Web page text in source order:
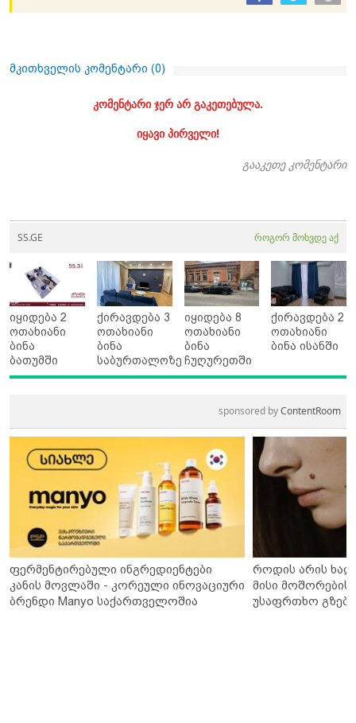
მკითხველის კომენტარი (0)
კომენტარი ჯერ არ გაკეთებულა.
იყავი პირველი!
გააკეთე კომენტარი
SS.GE როგორ მოხვდე აქ
იყიდება 2
ოთახიანი
ბინა
ბათუმში
ქირავდება 3
ოთახიანი
ბინა
საბურთალოზე
იყიდება 8
ოთახიანი
ბინა
ჩუღურეთში
ქირავდება 2
ოთახიანი
ბინა ისანში
sponsored byContentRoom
ფერმენტირებული ინგრედიენტები
კანის მოვლაში - კორეული ინოვაციური
ბრენდი Manyo საქართველოშია
როდის არის
მისი მოშორების
უსაფრთხო გზები